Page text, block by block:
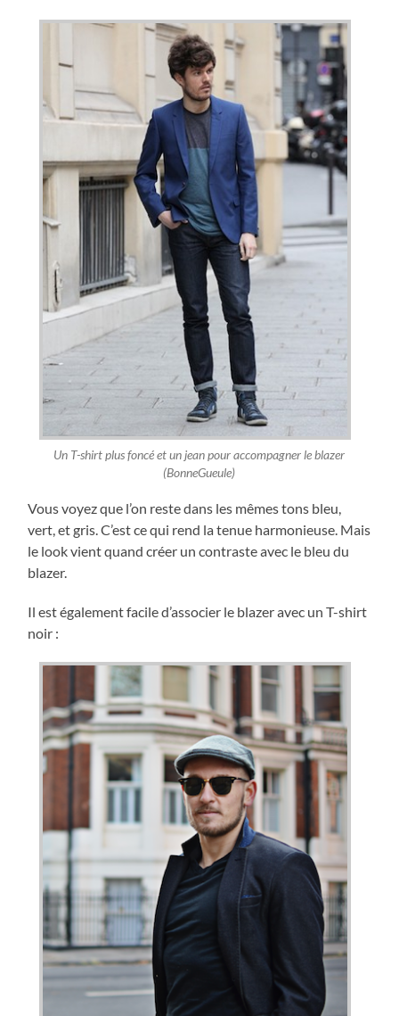
Un T-shirt plus foncé et un jean pour accompagner le blazer
(BonneGueule)
Vous voyez que l’on reste dans les mêmes tons bleu,
vert, et gris. C’est ce qui rend la tenue harmonieuse. Mais
le look vient quand créer un contraste avec le bleu du
blazer.
Il est également facile d’associer le blazer avec un T-shirt
noir :